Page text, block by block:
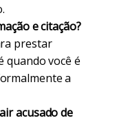
e citação?
prestar
quando você é
a
acusado de